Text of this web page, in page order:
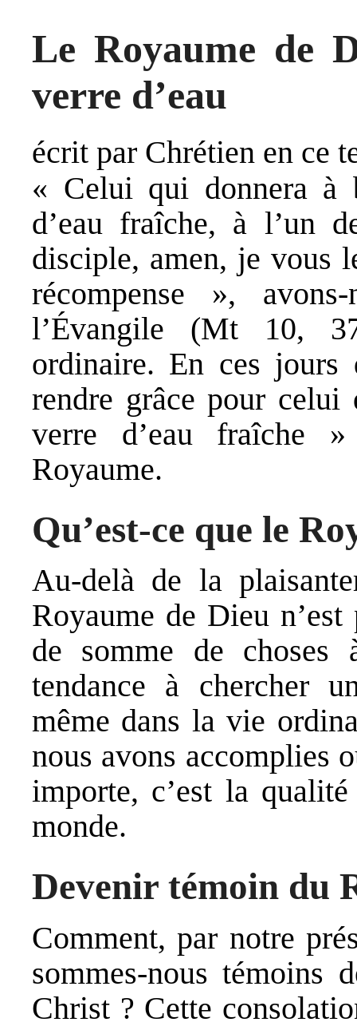
Le Royaume de
verre d’eau
écrit par Chrétien en ce
« Celui qui donnera à
d’eau fraîche, à l’un
disciple, amen, je vous
récompense »,
l’Évangile (Mt 10,
ordinaire. En ces jours
rendre grâce pour
verre d’eau fraîche
Royaume.
Qu’est-ce que le
Au-delà de la
Royaume de Dieu
de somme de choses
tendance à chercher
même dans la vie
nous avons accomplies
importe, c’est la
monde.
Devenir témoin du
Comment, par notre
sommes-nous témoins
Christ ? Cette